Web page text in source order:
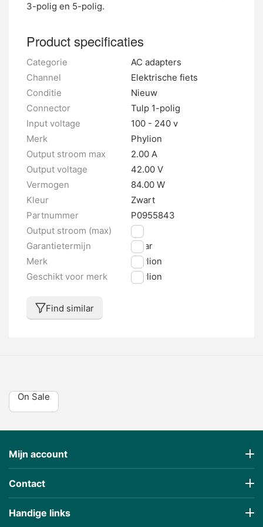
3-polig en 5-polig.
Product specificaties
Categorie
AC adapters
Channel
Elektrische fiets
Conditie
Nieuw
Connector
Tulp 1-polig
Input voltage
100 - 240 v
Merk
Phylion
Output stroom max
2.00 A
Output voltage
42.00 V
Vermogen
84.00 W
Kleur
Zwart
Partnummer
P0955843
Output stroom (max)
2 A
Garantietermijn
1 jaar
Merk
Phylion
Geschikt voor merk
Phylion
Find similar
On Sale
€41,23
Mijn account
Contact
Handige links